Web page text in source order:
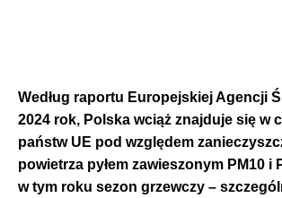
Według raportu Europejskiej Agencji
2024 rok, Polska wciąż znajduje się w
państw UE pod względem
powietrza pyłem zawieszonym PM10 i
w tym roku sezon grzewczy –